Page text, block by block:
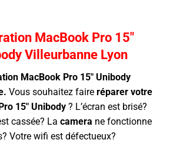
MacBook Pro 15″
Villeurbanne Lyon
MacBook Pro 15″ Unibody
Vous souhaitez faire réparer votre
15″ Unibody ? L’écran est brisé?
cassée? La camera ne fonctionne
Votre wifi est défectueux?